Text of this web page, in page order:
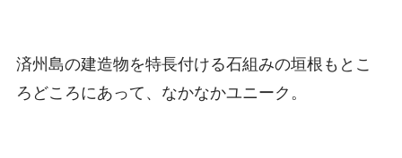
済州島の建造物を特長付ける石組みの垣根もとこ
ろどころにあって、なかなかユニーク。